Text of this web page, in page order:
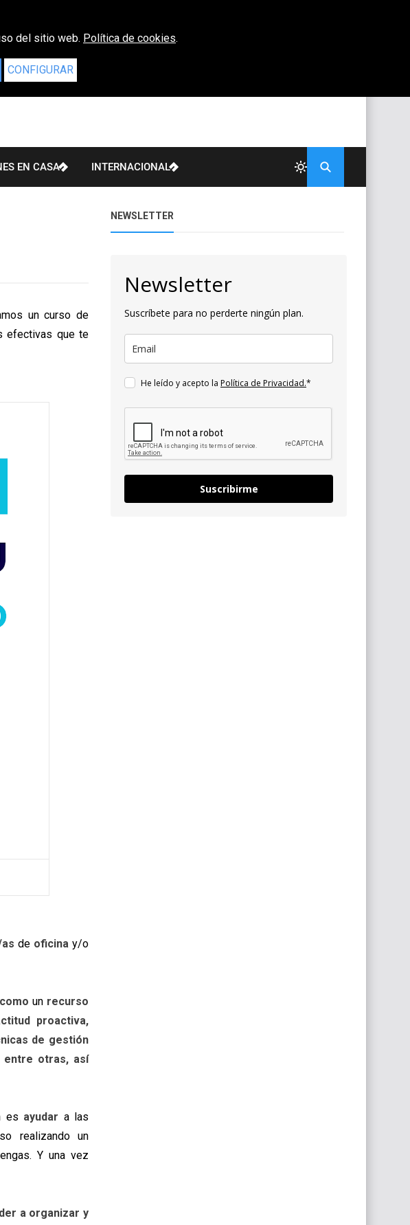
EN CASA INTERNACIONAL
un curso de
efectivas que te
de oficina y/o
un recurso
proactiva,
de gestión
entre otras, así
es ayudar a las
realizando un
Y una vez
a organizar y
NEWSLETTER
Newsletter
Suscríbete para no perderte ningún plan.
He leído y acepto la Política de Privacidad.*
Suscribirme
del sitio web. Política de cookies.
CONFIGURAR